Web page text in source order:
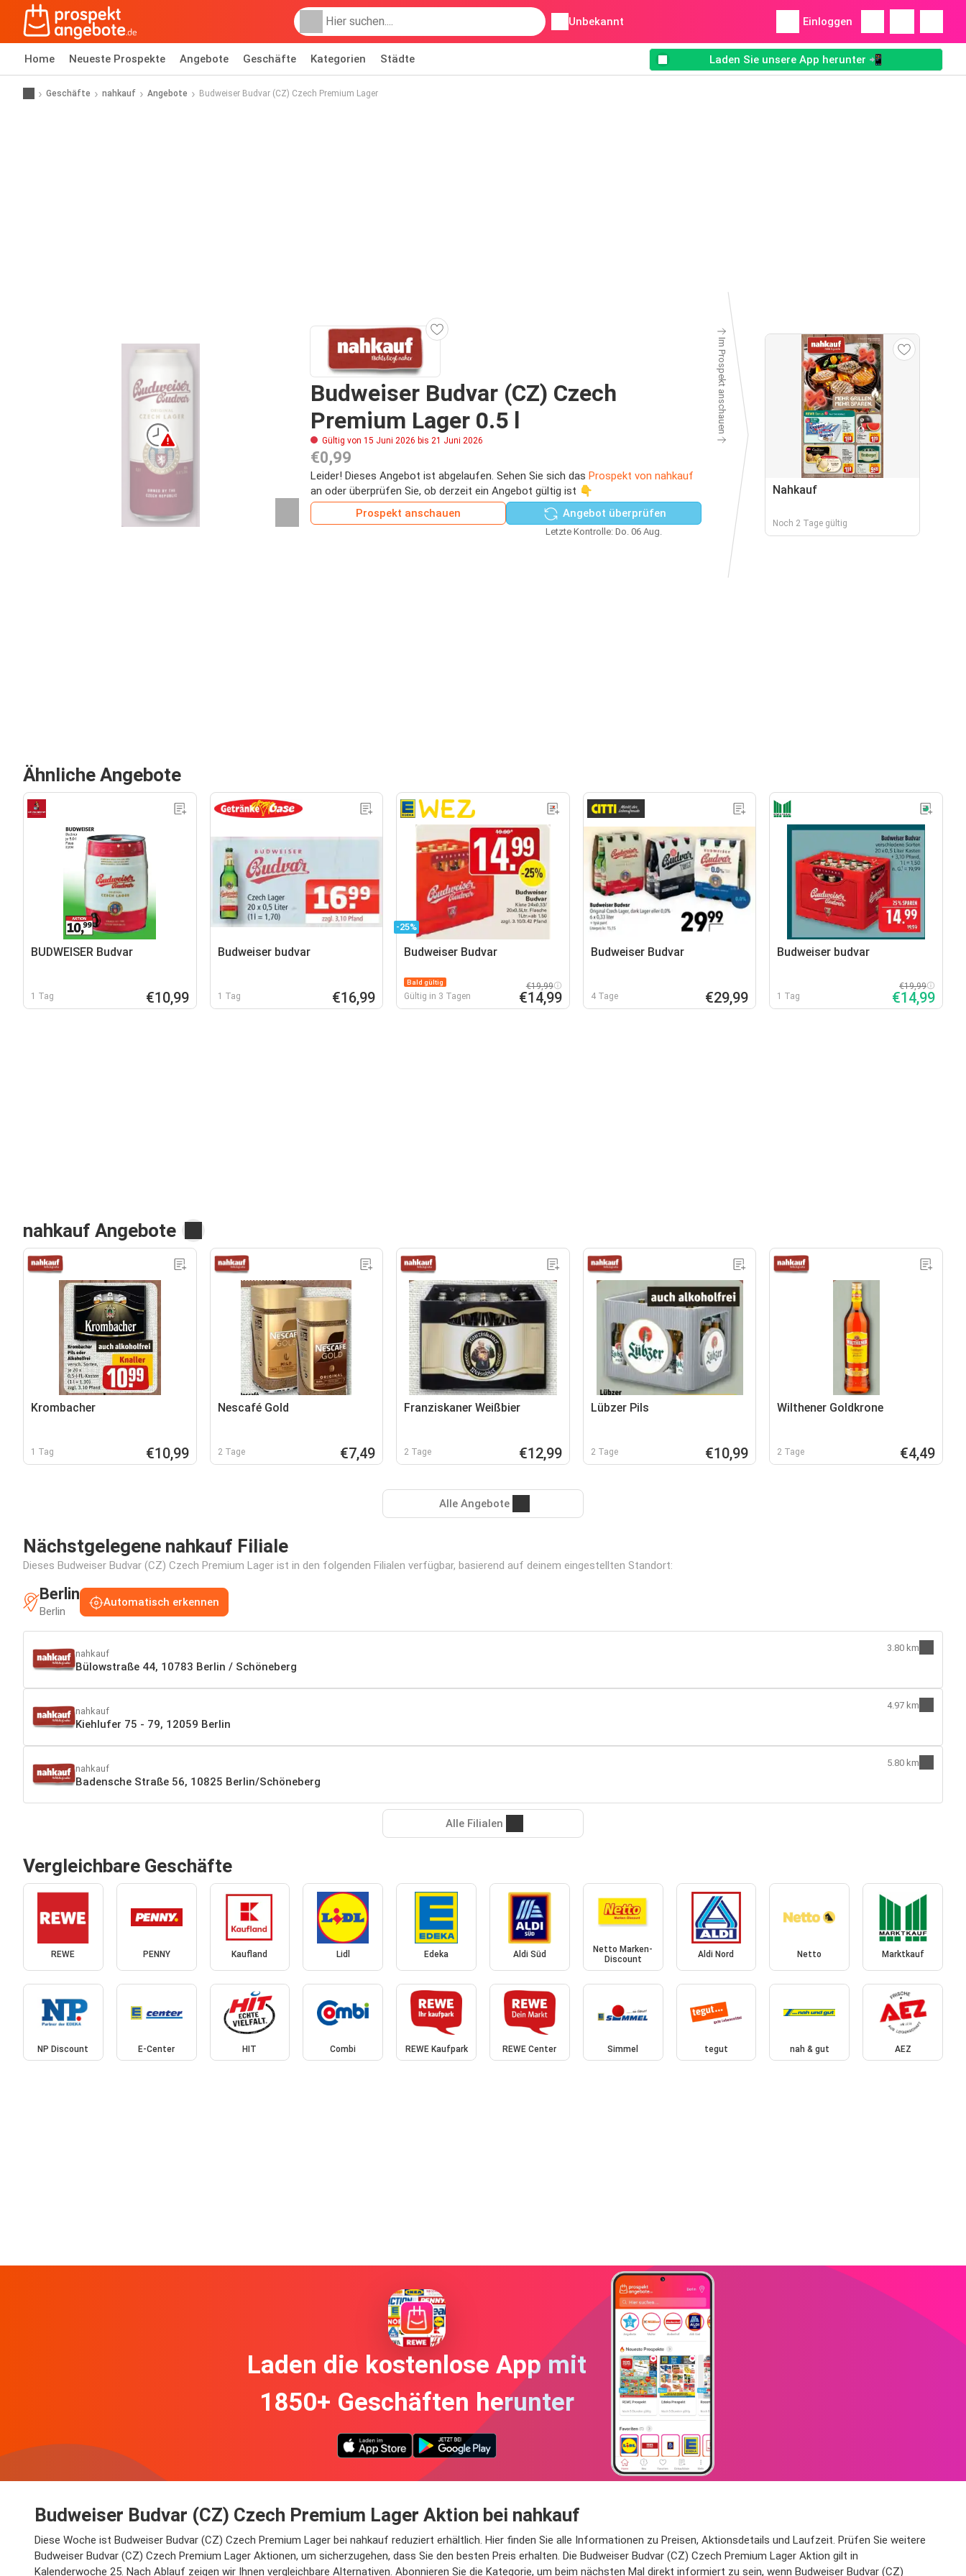
Unbekannt Einloggen
Home Neueste Prospekte Angebote Geschäfte Kategorien Städte Laden Sie unsere App herunter 📲
Geschäfte nahkauf Angebote Budweiser Budvar (CZ) Czech Premium Lager
Budweiser Budvar (CZ) Czech
Premium Lager 0.5 l
Gültig von 15 Juni 2026 bis 21 Juni 2026
€0,99
Leider! Dieses Angebot ist abgelaufen. Sehen Sie sich das Prospekt von nahkauf
an oder überprüfen Sie, ob derzeit ein Angebot gültig ist 👇
Prospekt anschauen
Angebot überprüfen
Letzte Kontrolle: Do. 06 Aug.
Im Prospekt anschauen
Nahkauf
Noch 2 Tage gültig
Ähnliche Angebote
BUDWEISER Budvar
1 Tag €10,99
Budweiser budvar
1 Tag €16,99
-25%
Budweiser Budvar
Bald gültig
Gültig in 3 Tagen
€19,99
€14,99
Budweiser Budvar
4 Tage €29,99
Budweiser budvar
1 Tag
€19,99
€14,99
nahkauf Angebote
Krombacher
1 Tag €10,99
Nescafé Gold
2 Tage €7,49
Franziskaner Weißbier
2 Tage €12,99
Lübzer Pils
2 Tage €10,99
Wilthener Goldkrone
2 Tage €4,49
Alle Angebote
Nächstgelegene nahkauf Filiale
Dieses Budweiser Budvar (CZ) Czech Premium Lager ist in den folgenden Filialen verfügbar, basierend auf deinem eingestellten Standort:
Berlin
Berlin
Automatisch erkennen
nahkauf
Bülowstraße 44, 10783 Berlin / Schöneberg
3.80 km
nahkauf
Kiehlufer 75 - 79, 12059 Berlin
4.97 km
nahkauf
Badensche Straße 56, 10825 Berlin/Schöneberg
5.80 km
Alle Filialen
Vergleichbare Geschäfte
REWE PENNY Kaufland Lidl Edeka Aldi Süd
Netto Marken-
Discount
Aldi Nord Netto Marktkauf
NP Discount E-Center HIT Combi REWE Kaufpark REWE Center Simmel tegut nah & gut AEZ
Laden die kostenlose App mit
1850+ Geschäften herunter
Budweiser Budvar (CZ) Czech Premium Lager Aktion bei nahkauf
Diese Woche ist Budweiser Budvar (CZ) Czech Premium Lager bei nahkauf reduziert erhältlich. Hier finden Sie alle Informationen zu Preisen, Aktionsdetails und Laufzeit. Prüfen Sie weitere
Budweiser Budvar (CZ) Czech Premium Lager Aktionen, um sicherzugehen, dass Sie den besten Preis erhalten. Die Budweiser Budvar (CZ) Czech Premium Lager Aktion gilt in
Kalenderwoche 25. Nach Ablauf zeigen wir Ihnen vergleichbare Alternativen. Abonnieren Sie die Kategorie, um beim nächsten Mal direkt informiert zu sein, wenn Budweiser Budvar (CZ)